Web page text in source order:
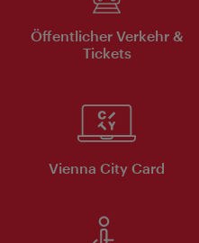
Öffentlicher Verkehr &
Tickets
Vienna City Card